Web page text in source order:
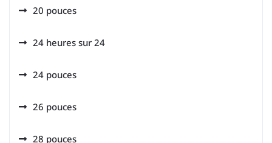
20 pouces
24 heures sur 24
24 pouces
26 pouces
28 pouces